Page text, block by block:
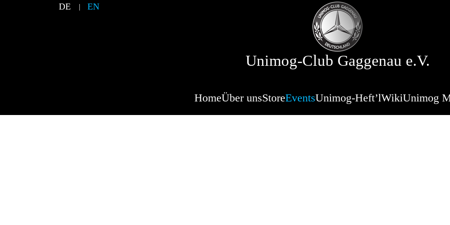
DE EN
Unimog-Club Gaggenau e.V.
HomeÜber unsStoreEventsUnimog-Heft’lWikiUnimog